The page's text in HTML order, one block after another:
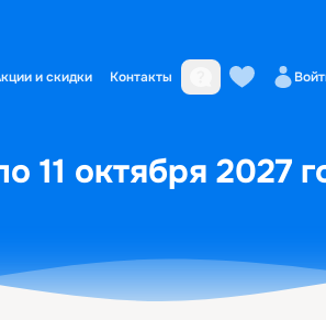
и скидки Контакты
11 октября 2027